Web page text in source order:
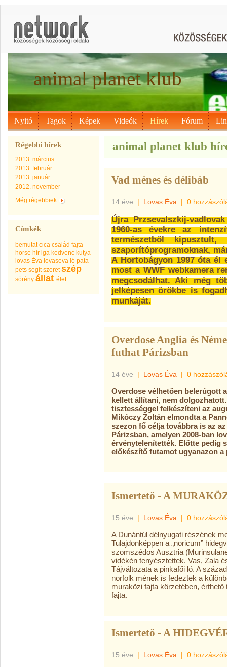
animal planet klub
Nyitó Tagok Képek Videók Hírek Fórum
Régebbi hírek
2013. március
2013. február
2013. január
2012. november
Még régebbiek
Címkék
bemutat cica család fajta
horse hír iga kedvenc kutya
lovas Éva lovaseva ló pata
pets segít szeret szép
sörény állat élet
animal planet klub
Vad ménes és délibáb
14 éve | Lovas Éva | 0
Újra Przsevalszkij-
1960-as évekre az
természetből
szaporítóprogramoknak,
A Hortobágyon 1997 óta él
most a WWF webkamera
megcsodálhat. Aki még
jelképesen örökbe is
munkáját.
Overdose Anglia és
futhat Párizsban
14 éve | Lovas Éva | 0
Overdose vélhetően belerúgott
kellett állítani, nem
tisztességgel felkészíteni az
Mikóczy Zoltán elmondta a
szezon fő célja továbbra is az
Párizsban, amelyen 2008-ban
érvénytelenítették. Előtte pedig
előkészítő futamot ugyanazon a
Ismertető - A
15 éve | Lovas Éva | 0
A Dunántúl délnyugati részének
Tulajdonképpen a „noricum”
szomszédos Ausztria
vidékén tenyésztettek. Vas, Zala
Tájváltozata a pinkafői ló. A
norfolk mének is fedeztek a
muraközi fajta körzetében,
fajta.
Ismertető - A
15 éve | Lovas Éva | 0